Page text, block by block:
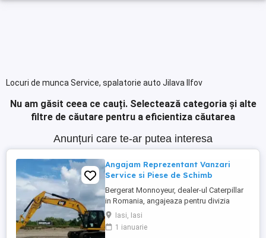
Locuri de munca Service, spalatorie auto Jilava Ilfov
Nu am găsit ceea ce cauți. Selectează categoria și alte
filtre de căutare pentru a eficientiza căutarea
Anunțuri care te-ar putea interesa
Angajam Reprezentant Vanzari
Service si Piese de Schimb
Bergerat Monnoyeur, dealer-ul Caterpillar
in Romania, angajeaza pentru divizia
Eneria (motoare si generatoare) -
Reprezentant Vanzari Service pentru zona
Moldova. Studii superioare finalizate în
Iasi, Iasi
1 ianuarie